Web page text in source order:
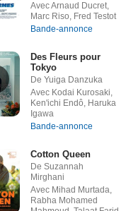
Avec Arnaud Ducret,
Marc Riso, Fred Testot
Bande-annonce
Des Fleurs pour
Tokyo
De Yuiga Danzuka
Avec Kodai Kurosaki,
Ken'ichi Endô, Haruka
Igawa
Bande-annonce
Cotton Queen
De Suzannah
Mirghani
Avec Mihad Murtada,
Rabha Mohamed